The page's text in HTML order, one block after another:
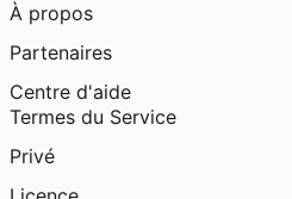
À propos
Partenaires
Centre d'aide
Termes du Service
Privé